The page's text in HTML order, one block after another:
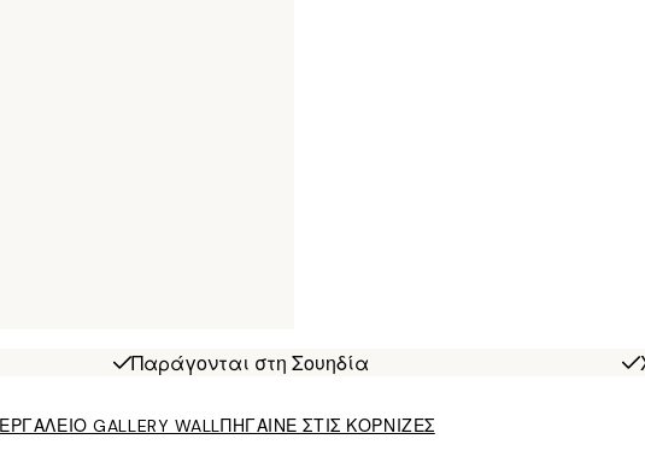
Παράγονται στη Σουηδία
ΕΡΓΑΛΕΙΟ GALLERY WALLΠΗΓΑΙΝΕ ΣΤΙΣ ΚΟΡΝΙΖΕΣ